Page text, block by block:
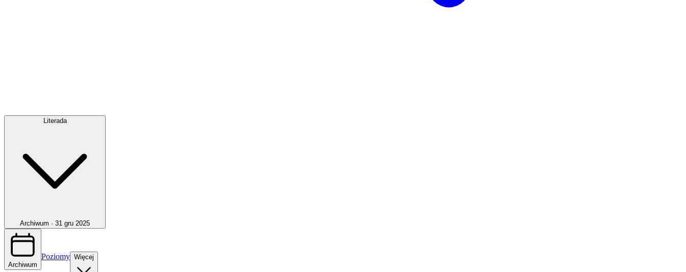
Literada
Archiwum · 31 gru 2025
Archiwum
Poziomy Więcej